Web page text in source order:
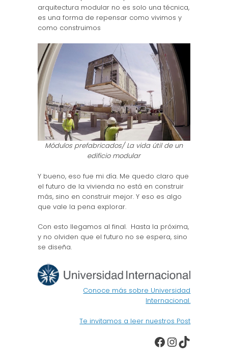
arquitectura modular no es solo una técnica,
es una forma de repensar como vivimos y
como construimos
Módulos prefabricados/ La vida útil de un
edificio modular
Y bueno, eso fue mi día. Me quedo claro que
el futuro de la vivienda no está en construir
más, sino en construir mejor. Y eso es algo
que vale la pena explorar.
Con esto llegamos al final. Hasta la próxima,
y no olviden que el futuro no se espera, sino
se diseña.
Conoce más sobre Universidad
Internacional.
Te invitamos a leer nuestros Post
Facebook
TikTok